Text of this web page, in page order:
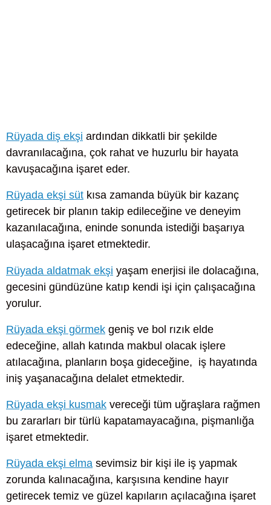
Rüyada diş ekşi ardından dikkatli bir şekilde
davranılacağına, çok rahat ve huzurlu bir hayata
kavuşacağına işaret eder.
Rüyada ekşi süt kısa zamanda büyük bir kazanç
getirecek bir planın takip edileceğine ve deneyim
kazanılacağına, eninde sonunda istediği başarıya
ulaşacağına işaret etmektedir.
Rüyada aldatmak ekşi yaşam enerjisi ile dolacağına,
gecesini gündüzüne katıp kendi işi için çalışacağına
yorulur.
Rüyada ekşi görmek geniş ve bol rızık elde
edeceğine, allah katında makbul olacak işlere
atılacağına, planların boşa gideceğine, iş hayatında
iniş yaşanacağına delalet etmektedir.
Rüyada ekşi kusmak vereceği tüm uğraşlara rağmen
bu zararları bir türlü kapatamayacağına, pişmanlığa
işaret etmektedir.
Rüyada ekşi elma sevimsiz bir kişi ile iş yapmak
zorunda kalınacağına, karşısına kendine hayır
getirecek temiz ve güzel kapıların açılacağına işaret